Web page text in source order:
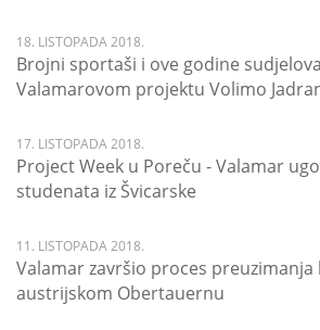
18. LISTOPADA 2018.
Brojni sportaši i ove godine
Valamarovom projektu Volimo
17. LISTOPADA 2018.
Project Week u Poreču - Valamar
studenata iz Švicarske
11. LISTOPADA 2018.
Valamar završio proces preuzimanja
austrijskom Obertauernu